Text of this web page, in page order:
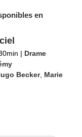
en
| Drame
Becker, Marie